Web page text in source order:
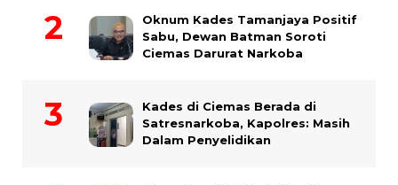
Oknum Kades Tamanjaya Positif
Sabu, Dewan Batman Soroti
Ciemas Darurat Narkoba
Kades di Ciemas Berada di
Satresnarkoba, Kapolres: Masih
Dalam Penyelidikan